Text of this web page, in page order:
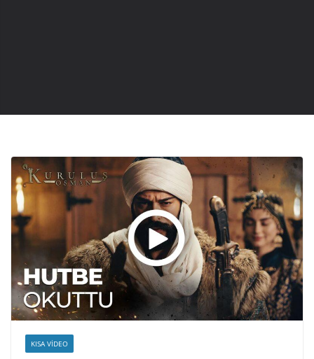
KISA VIDEO